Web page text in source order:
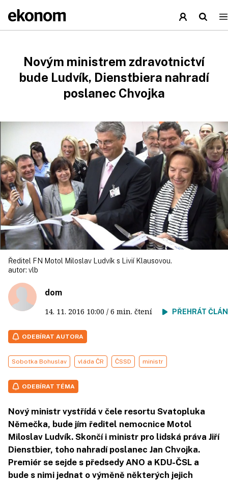
Novým ministrem zdravotnictví
bude Ludvík, Dienstbiera nahradí
poslanec Chvojka
Ředitel FN Motol Miloslav Ludvík s Livií Klausovou.
autor: vlb
dom
14. 11. 2016 10:00 / 6 min. čtení PŘEHRÁT
ODEBÍRAT AUTORA
Sobotka Bohuslav vláda ČR ČSSD ministr
ODEBÍRAT TÉMA
Nový ministr vystřídá v čele resortu Svatopluka
Němečka, bude jím ředitel nemocnice Motol
Miloslav Ludvík. Skončí i ministr pro lidská práva Jiří
Dienstbier, toho nahradí poslanec Jan Chvojka.
Premiér se sejde s předsedy ANO a KDU-ČSL a
bude s nimi jednat o výměně některých jejich